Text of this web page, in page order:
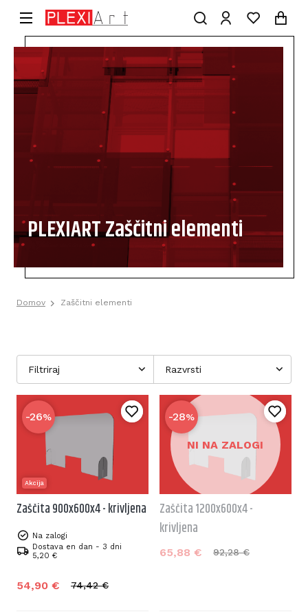
PLEXIART Zaščitni elementi
Domov Zaščitni elementi
Filtriraj Razvrsti
-26%
Akcija
Zaščita 900x600x4 - krivljena
Na zalogi
Dostava en dan - 3 dni
5,20 €
54,90 € 74,42 €
NI NA ZALOGI
-28%
Zaščita 1200x600x4 -
krivljena
65,88 € 92,28 €